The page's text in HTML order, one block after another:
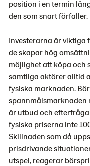
position i en termin
den som snart förfaller.
Investerarna är viktiga
de skapar hög
möjlighet att köpa och
samtliga aktörer alltid
fysiska marknaden.
spannmålsmarknaden
är utbud och
fysiska priserna inte
Skillnaden som då
prisdrivande
utspel, reagerar